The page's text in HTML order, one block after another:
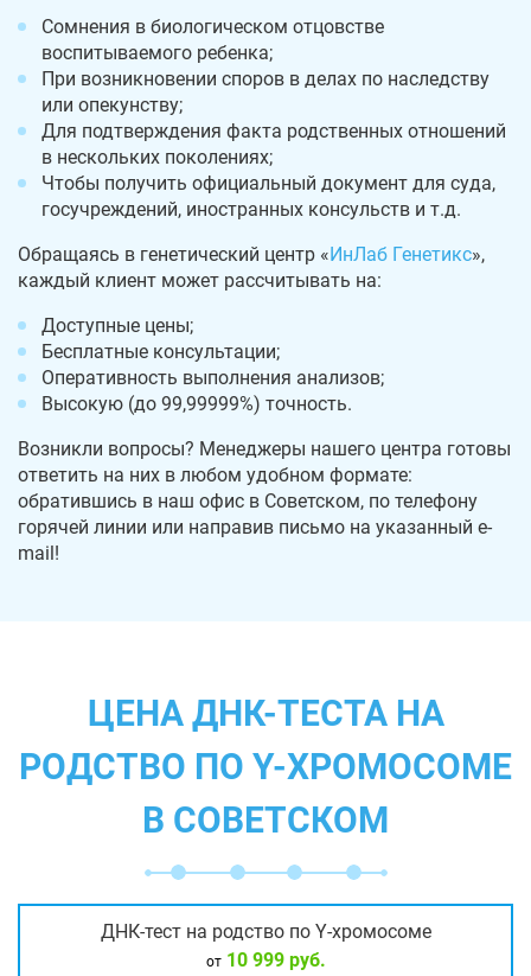
Сомнения в биологическом отцовстве
воспитываемого ребенка;
При возникновении споров в делах по наследству
или опекунству;
Для подтверждения факта родственных отношений
в нескольких поколениях;
Чтобы получить официальный документ для суда,
госучреждений, иностранных консульств и т.д.
Обращаясь в генетический центр «ИнЛаб Генетикс»,
каждый клиент может рассчитывать на:
Доступные цены;
Бесплатные консультации;
Оперативность выполнения анализов;
Высокую (до 99,99999%) точность.
Возникли вопросы? Менеджеры нашего центра готовы
ответить на них в любом удобном формате:
обратившись в наш офис в Советском, по телефону
горячей линии или направив письмо на указанный e-
mail!
ЦЕНА ДНК-ТЕСТА НА
РОДСТВО ПО Y-ХРОМОСОМЕ
В СОВЕТСКОМ
ДНК-тест на родство по Y-хромосоме
от10 999 руб.